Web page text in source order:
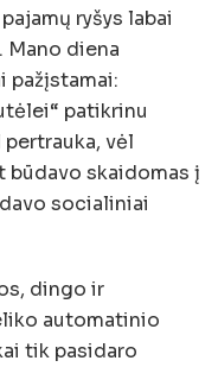
ryšys labai
diena
pažįstamai:
patikrinu
vėl
būdavo skaidomas į
socialiniai
dingo ir
automatinio
tik pasidaro